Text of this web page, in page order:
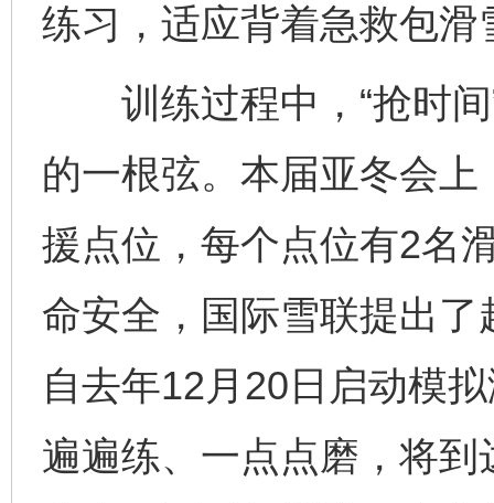
练习，适应背着急救包滑
训练过程中，“抢时间
的一根弦。本届亚冬会
援点位，每个点位有2名
命安全，国际雪联提出了
自去年12月20日启动模
遍遍练、一点点磨，将